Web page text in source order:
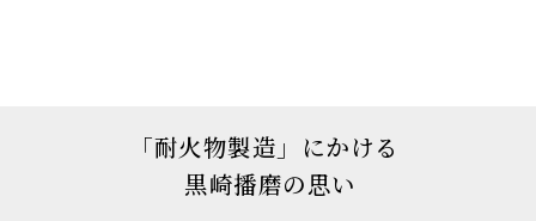
「 耐火物製造」にかける
黒崎播磨の思い